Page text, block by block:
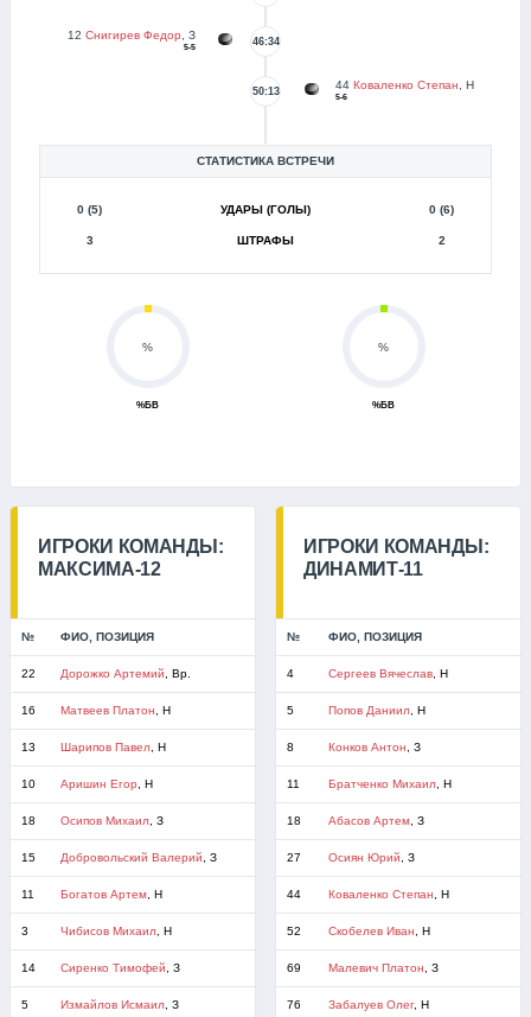
12 Снигирев Федор , З
5-5 46:34
44 Коваленко Степан , Н
5-6
50:13
СТАТИСТИКА ВСТРЕЧИ
0 (5) УДАРЫ (ГОЛЫ) 0 (6)
3 ШТРАФЫ 2
%
%БВ
%
%БВ
ИГРОКИ КОМАНДЫ:
МАКСИМА-12
№ ФИО, ПОЗИЦИЯ
22 Дорожко Артемий , Вр.
16 Матвеев Платон , Н
13 Шарипов Павел, Н
10 Аришин Егор , Н
18 Осипов Михаил, З
15 Добровольский Валерий , З
11 Богатов Артем, Н
3 Чибисов Михаил, Н
14 Сиренко Тимофей , З
5 Измайлов Исмаил, З
ИГРОКИ КОМАНДЫ:
ДИНАМИТ-11
№ ФИО, ПОЗИЦИЯ
4 Сергеев Вячеслав, Н
5 Попов Даниил, Н
8 Конков Антон , З
11 Братченко Михаил, Н
18 Абасов Артем, З
27 Осиян Юрий , З
44 Коваленко Степан , Н
52 Скобелев Иван , Н
69 Малевич Платон , З
76 Забалуев Олег, Н